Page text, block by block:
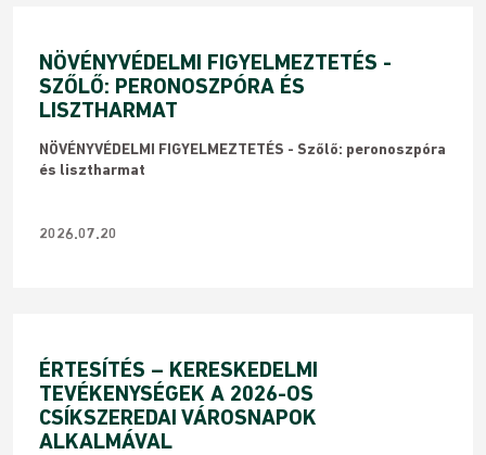
NÖVÉNYVÉDELMI FIGYELMEZTETÉS -
SZŐLŐ: PERONOSZPÓRA ÉS
LISZTHARMAT
NÖVÉNYVÉDELMI FIGYELMEZTETÉS - Szőlő: peronoszpóra
és lisztharmat
2026.07.20
ÉRTESÍTÉS – KERESKEDELMI
TEVÉKENYSÉGEK A 2026-OS
CSÍKSZEREDAI VÁROSNAPOK
ALKALMÁVAL